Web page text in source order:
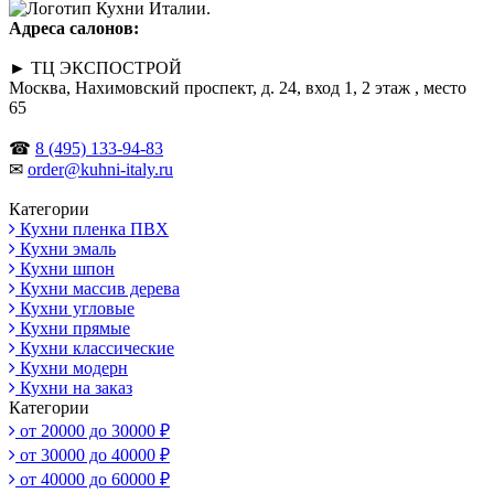
Адреса салонов:
► ТЦ ЭКСПОСТРОЙ
Москва, Нахимовский проспект, д. 24, вход 1, 2 этаж , место
65
☎ 8 (495) 133-94-83
✉ order@kuhni-italy.ru
Категории
Кухни пленка ПВХ
Кухни эмаль
Кухни шпон
Кухни массив дерева
Кухни угловые
Кухни прямые
Кухни классические
Кухни модерн
Кухни на заказ
Категории
от 20000 до 30000 ₽
от 30000 до 40000 ₽
от 40000 до 60000 ₽